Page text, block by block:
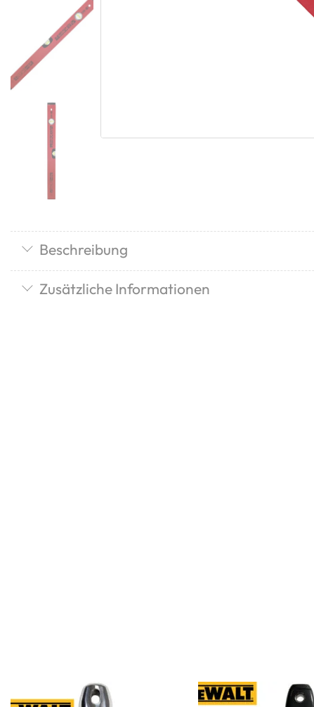
Beschreibung
Zusätzliche Informationen